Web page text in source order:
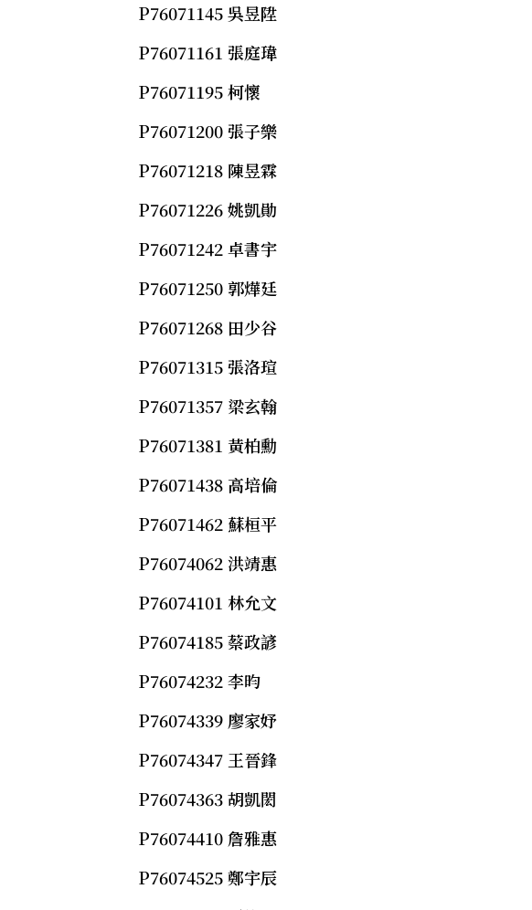
P76071145 吳昱陞
P76071161 張庭瑋
P76071195 柯懷
P76071200 張子樂
P76071218 陳昱霖
P76071226 姚凱勛
P76071242 卓書宇
P76071250 郭燁廷
P76071268 田少谷
P76071315 張洛瑄
P76071357 梁玄翰
P76071381 黃柏勳
P76071438 高培倫
P76071462 蘇桓平
P76074062 洪靖惠
P76074101 林允文
P76074185 蔡政諺
P76074232 李昀
P76074339 廖家妤
P76074347 王晉鋒
P76074363 胡凱閎
P76074410 詹雅惠
P76074525 鄭宇辰